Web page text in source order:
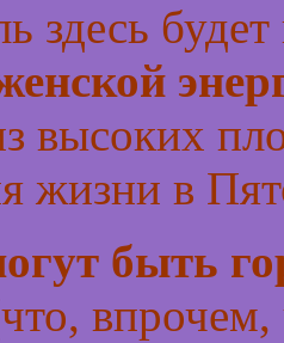
здесь будет
высоких
жизни в
быть
впрочем,